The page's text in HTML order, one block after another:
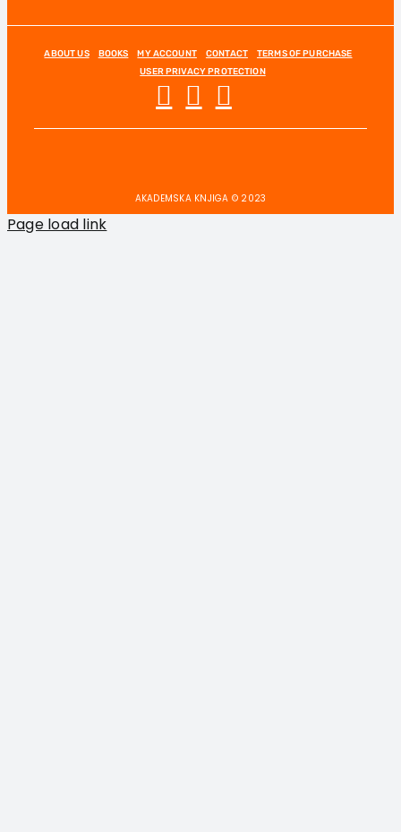
ABOUT US BOOKS MY ACCOUNT CONTACT
TERMS OF PURCHASE
USER PRIVACY PROTECTION
AKADEMSKA KNJIGA © 2023
Page load link